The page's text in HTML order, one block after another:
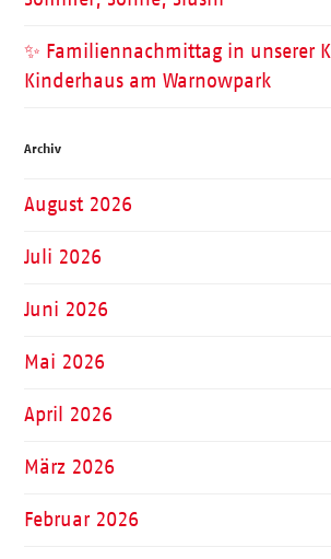
✨ Familiennachmittag in unserer
Kinderhaus am Warnowpark
Archiv
August 2026
Juli 2026
Juni 2026
Mai 2026
April 2026
März 2026
Februar 2026